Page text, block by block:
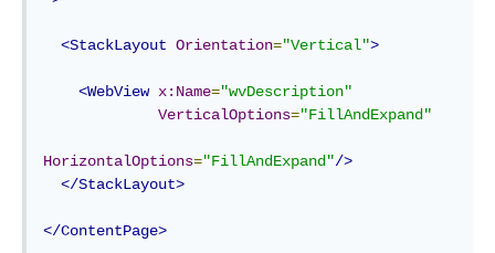
<StackLayout Orientation="Vertical">
<WebView x:Name="wvDescription"
VerticalOptions="FillAndExpand"
HorizontalOptions="FillAndExpand"/>
</StackLayout>
</ContentPage>